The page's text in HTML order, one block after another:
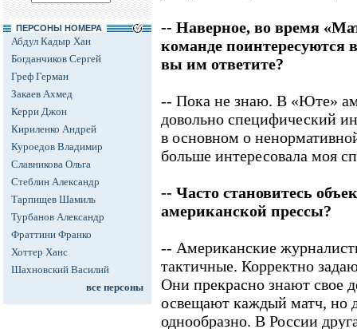
ПЕРСОНЫ НОМЕРА
Абдул Кадыр Хан
Богданчиков Сергей
Греф Герман
Закаев Ахмед
Керри Джон
Кириленко Андрей
Куроедов Владимир
Славникова Ольга
Стеблин Александр
Тарпищев Шамиль
Турбанов Александр
Фраттини Франко
Хоттер Ханс
Шахновский Василий
все персоны
-- Наверное, во время
команде
вы им ответите?
-- Пока не знаю. В «Юте»
довольно специфический
в основном о
больше интересовала моя
-- Часто становитесь
американской прессы?
-- Американские
тактичные. Корректно
Они прекрасно знают свое
освещают каждый матч, но
однообразно. В России